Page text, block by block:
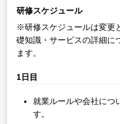
研修スケジュール
※研修スケジュールは変更
礎知識・サービスの詳細に
ます。
1日目
就業ルールや会社につ
す。